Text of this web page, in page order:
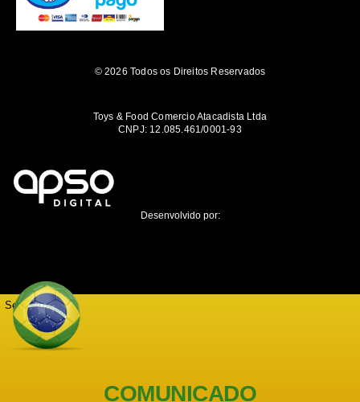
© 2026 Todos os Direitos Reservados
Toys & Food Comercio Atacadista Ltda
CNPJ: 12.085.461/0001-93
Desenvolvido por:
Seja notificado
COMUNICADO